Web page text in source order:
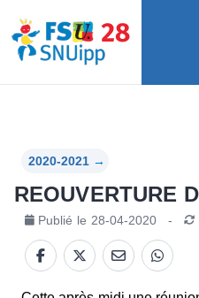
2020-2021 →
REOUVERTURE
Publié le 28-04-2020 -